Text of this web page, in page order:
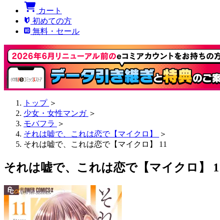
カート
初めての方
無料・セール
トップ ＞
少女・女性マンガ ＞
モバフラ ＞
それは嘘で、これは恋で【マイクロ】
＞
それは嘘で、これは恋で【マイクロ】 11
それは嘘で、これは恋で【マイクロ】